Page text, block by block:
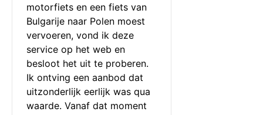
motorfiets en een fiets van
Bulgarije naar Polen moest
vervoeren, vond ik deze
service op het web en
besloot het uit te proberen.
Ik ontving een aanbod dat
uitzonderlijk eerlijk was qua
waarde. Vanaf dat moment